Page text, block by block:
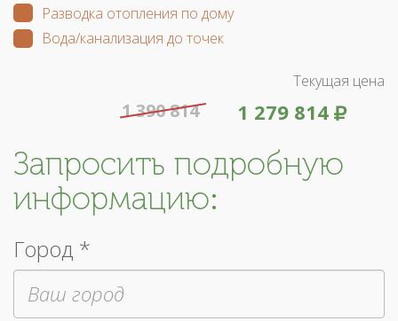
Разводка отопления по дому
Вода/канализация до точек
Текущая цена
1 279 814
1 390 814
Запросить подробную
информацию:
Город *